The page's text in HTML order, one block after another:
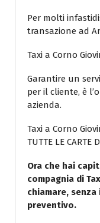
Per molti
transazione ad
Taxi a Corno
Garantire un
per il cliente, è
azienda.
Taxi a Corno
TUTTE LE CARTE
Ora che hai
compagnia di
chiamare,
preventivo.